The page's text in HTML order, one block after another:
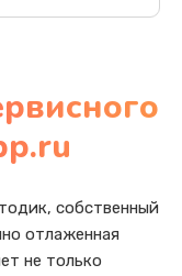
собственный
отлаженная
не только